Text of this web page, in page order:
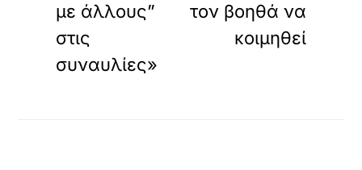
με άλλους”
στις
συναυλίες»
τον βοηθά να
κοιμηθεί